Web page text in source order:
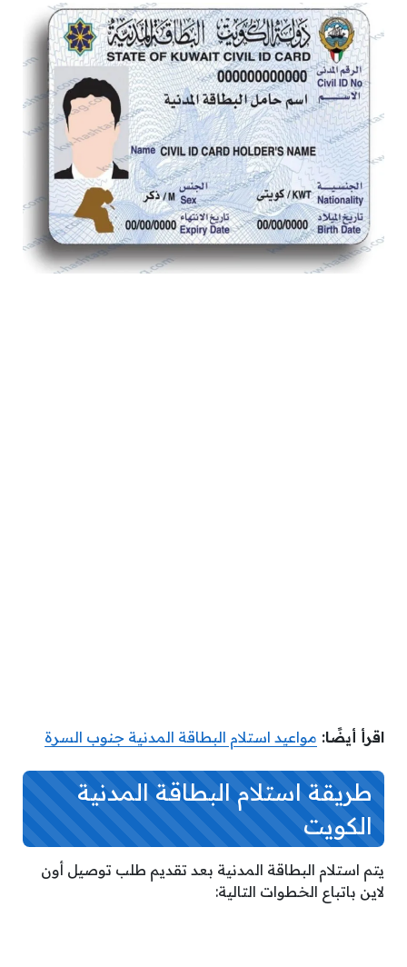
اقرأ أيضًا: مواعيد استلام البطاقة المدنية جنوب السرة
طريقة استلام البطاقة المدنية
الكويت
يتم استلام البطاقة المدنية بعد تقديم طلب توصيل أون
لاين باتباع الخطوات التالية: